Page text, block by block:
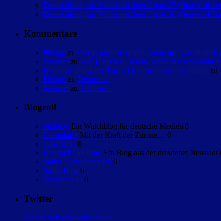
Deutschland, ein Wintermärchen Caput 27
Deutschland, ein Wintermärchen Caput 26
Kommentare
Philipp zu Wär ja auch zu schön, wenn mal was
Silencer zu Wär ja auch zu schön, wenn mal was
Heute ist kein guter Tag… | Nachtschwärmer Philipp zu
Philipp zu Trennen…
Silencer zu Trennen…
Blogroll
bildblog Ein Watchblog für deutsche Medien 0
Citronimus Mit der Kraft der Zitrone… 0
Jules Blog 0
Neustadt Geflüster Ein Blog aus der dresdener Neustadt
Sallys Gedankenbuch 0
Sashs Blog 0
Silencer 137 0
Twitter
Tweets von @NachtschwPh